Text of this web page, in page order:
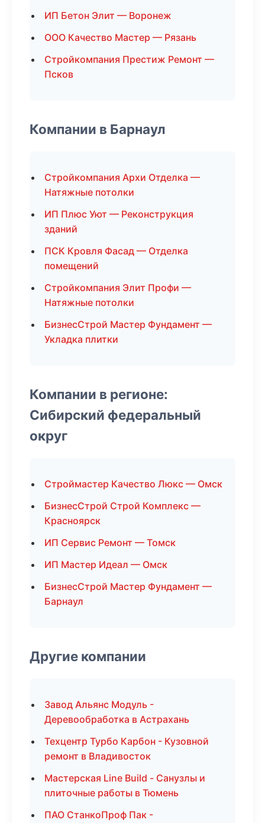
ИП Бетон Элит — Воронеж
ООО Качество Мастер — Рязань
Стройкомпания Престиж Ремонт —
Псков
Компании в Барнаул
Стройкомпания Архи Отделка —
Натяжные потолки
ИП Плюс Уют — Реконструкция
зданий
ПСК Кровля Фасад — Отделка
помещений
Стройкомпания Элит Профи —
Натяжные потолки
БизнесСтрой Мастер Фундамент —
Укладка плитки
Компании в регионе:
Сибирский федеральный
округ
Строймастер Качество Люкс — Омск
БизнесСтрой Строй Комплекс —
Красноярск
ИП Сервис Ремонт — Томск
ИП Мастер Идеал — Омск
БизнесСтрой Мастер Фундамент —
Барнаул
Другие компании
Завод Альянс Модуль -
Деревообработка в Астрахань
Техцентр Турбо Карбон - Кузовной
ремонт в Владивосток
Мастерская Line Build - Санузлы и
плиточные работы в Тюмень
ПАО СтанкоПроф Пак -